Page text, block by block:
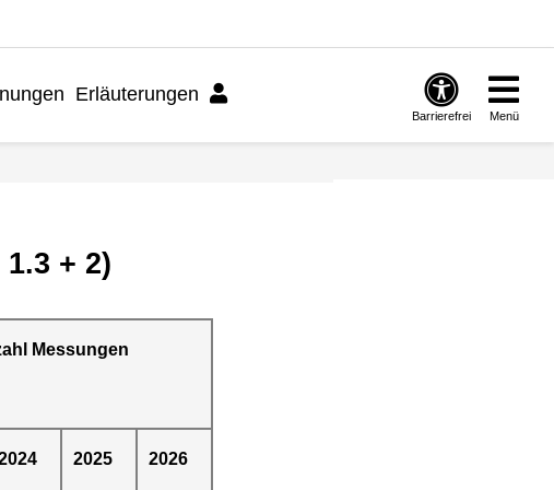
Erläuterungen
Barrierefrei Menü
+ 2)
Messungen
2025 2026